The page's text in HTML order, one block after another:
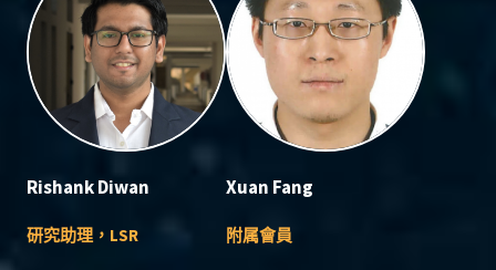
Rishank Diwan
研究助理，LSR
Xuan Fang
附属會員